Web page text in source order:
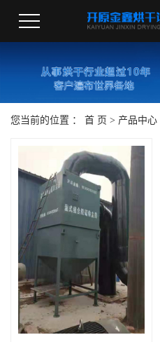
您当前的位置 ： 首 页 > 产品中心